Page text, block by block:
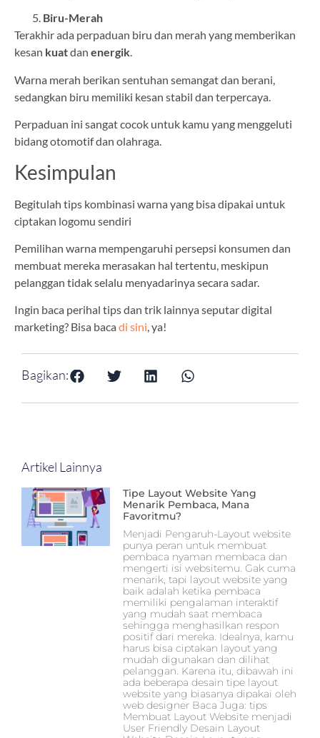
Biru-Merah
Terakhir ada perpaduan biru dan merah yang memberikan
kesan kuatdan energik.
Warna merah berikan sentuhan semangat dan berani,
sedangkan biru memiliki kesan stabil dan terpercaya.
Perpaduan ini sangat cocok untuk kamu yang menggeluti
bidang otomotif dan olahraga.
Kesimpulan
Begitulah tips kombinasi warna yang bisa dipakai untuk
ciptakan logomu sendiri
Pemilihan warna mempengaruhi persepsi konsumen dan
membuat mereka merasakan hal tertentu, meskipun
pelanggan tidak selalu menyadarinya secara sadar.
Ingin baca perihal tips dan trik lainnya seputar digital
marketing? Bisa baca di sini, ya!
Bagikan:
Artikel Lainnya
Tipe Layout Website Yang
Menarik Pembaca, Mana
Favoritmu?
Menjadi Pengaruh-Layout website
punya peran untuk membuat
pembaca nyaman membaca dan
mengerti isi websitemu. Gak cuma
menarik, tapi layout website yang
baik adalah ketika pembaca
memiliki pengalaman interaktif
yang mudah saat membaca
sehingga menghasilkan respon
positif dari mereka. Idealnya, kamu
harus bisa ciptakan layout yang
mudah digunakan dan dilihat
pelanggan. Karena itu, dibawah ini
ada beberapa desain tipe layout
website yang biasanya dipakai oleh
web designer Baca Juga: tips
Membuat Layout Website menjadi
User Friendly Desain Layout